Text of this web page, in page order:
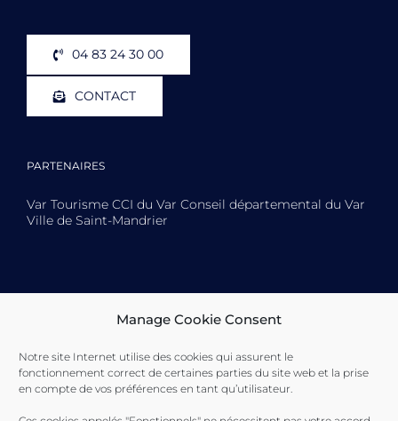
Manage Cookie Consent
Notre site Internet utilise des cookies qui assurent le
fonctionnement correct de certaines parties du site web et la prise
en compte de vos préférences en tant qu’utilisateur.
04 83 24 30 00
CONTACT
PARTENAIRES
Var Tourisme CCI du Var Conseil départemental du Var
Ville de Saint-Mandrier
Toulon Provence Méditerranée Ville de Toulon Ville de
La Seyne-sur-Mer Ville de Saint-Mandrier